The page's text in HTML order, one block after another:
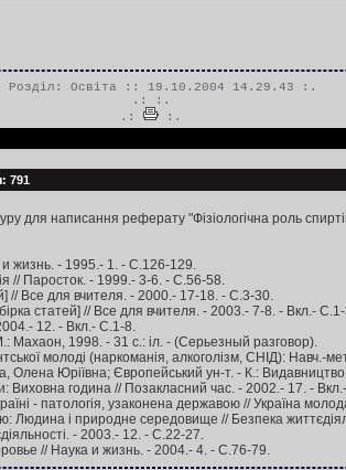
Розділ: Освіта :: 19.10.2004 14.29.43 :.
.:
:.
.:
:.
791
для написання реферату "Фізіологічна роль
жизнь. - 1995.- 1. - С.126-129.
// Паросток. - 1999.- 3-6. - С.56-58.
// Все для вчителя. - 2000.- 17-18. - С.3-30.
статей] // Все для вчителя. - 2003.- 7-8. - Вкл.-
12. - Вкл.- С.1-8.
1998. - 31 с.: іл. - (Серьезный разговор).
молоді (наркоманія, алкоголізм, СНІД): Навч.-
Юріївна; Європейський ун-т. - К.: Видавництво
Виховна година // Позакласний час. - 2002.- 17. -
- патологія, узаконена державою // Україна
Людина і природне середовище // Безпека
- 2003.- 12. - С.22-27.
// Наука и жизнь. - 2004.- 4. - С.76-79.